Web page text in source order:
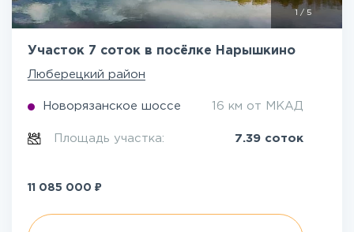
/ 5
Участок 7 соток в посёлке Нарышкино
Люберецкий район
Новорязанское шоссе 16 км от МКАД
Площадь участка: 7.39 соток
11 085 000 ₽